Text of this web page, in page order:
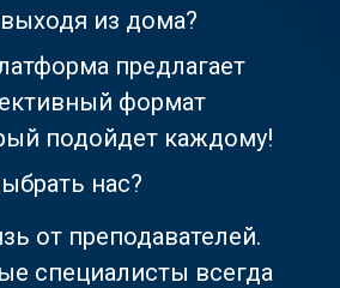
из дома?
предлагает
формат
подойдет каждому!
нас?
от преподавателей.
специалисты всегда